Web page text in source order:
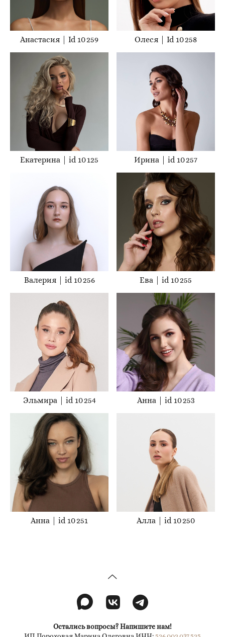
Анастасия | Id 10 259 Олеся | Id 10 258
Екатерина | id 10 125 Ирина | id 10 257
Валерия | id 10 256 Ева | id 10 255
Эльмира | id 10 254 Анна | id 10 253
Анна | id 10 251 Алла | id 10 250
Остались вопросы? Напишите нам!